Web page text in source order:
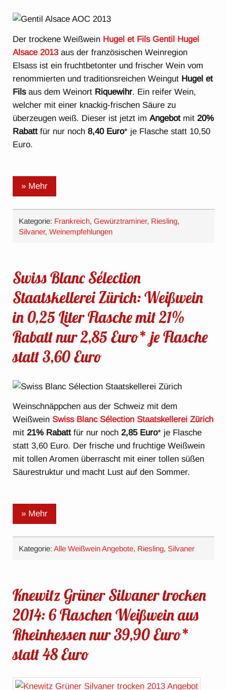
Der trockene Weißwein Hugel et Fils Gentil Hugel
Alsace 2013aus der französischen Weinregion
Elsass ist ein fruchtbetonter und frischer Wein vom
renommierten und traditionsreichen Weingut Hugel et
Filsaus dem Weinort Riquewihr. Ein reifer Wein,
welcher mit einer knackig-frischen Säure zu
überzeugen weiß. Dieser ist jetzt imAngebotmit 20%
Rabattfür nur noch8,40 Euro* je Flasche statt 10,50
Euro.
» Mehr
Kategorie: Frankreich,Gewürztraminer, Riesling,
Silvaner,Weinempfehlungen
Swiss Blanc Sélection
Staatskellerei Zürich: Weißwein
in 0,25 Liter Flasche mit 21%
Rabatt nur 2,85 Euro* je Flasche
statt 3,60 Euro
Weinschnäppchen aus der Schweiz mit dem
Weißwein Swiss Blanc Sélection Staatskellerei Zürich
mit21% Rabattfür nur noch2,85 Euro* je Flasche
statt 3,60 Euro. Der frische und fruchtige Weißwein
mit tollen Aromen überrascht mit einer tollen süßen
Säurestruktur und macht Lust auf den Sommer.
» Mehr
Kategorie:Alle Weißwein Angebote, Riesling,Silvaner
Knewitz Grüner Silvaner trocken
2014: 6 Flaschen Weißwein aus
Rheinhessen nur 39,90 Euro*
statt 48 Euro